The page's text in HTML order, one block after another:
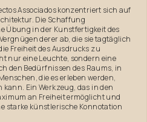
Associados konzentriert sich auf
Die Schaffung
Übung in der Kunstfertigkeit des
derer ab, die sie tagtäglich
Freiheit des Ausdrucks zu
nur eine Leuchte, sondern eine
den Bedürfnissen des Raums, in
die es erleben werden,
Ein Werkzeug, das in den
an Freiheit ermöglicht und
starke künstlerische Konnotation